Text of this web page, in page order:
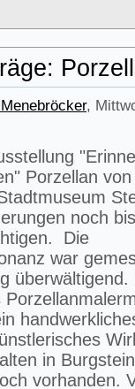
,
Porzellan von
noch
Die
war
überwältigend.
in
vorhanden.